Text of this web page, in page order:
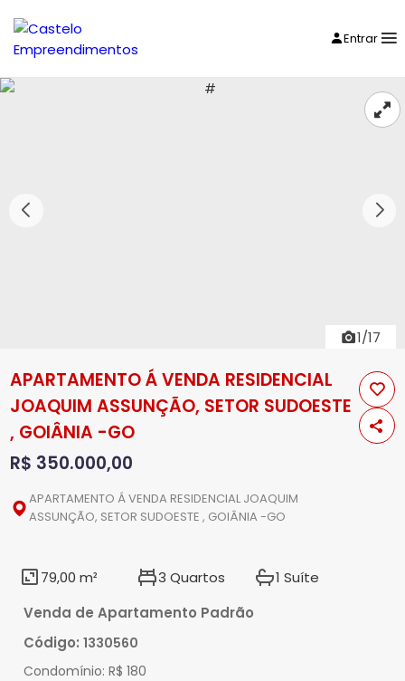
Entrar
1/17
APARTAMENTO Á VENDA RESIDENCIAL
JOAQUIM ASSUNÇÃO, SETOR SUDOESTE
, GOIÂNIA -GO
R$ 350.000,00
APARTAMENTO Á VENDA RESIDENCIAL JOAQUIM
ASSUNÇÃO, SETOR SUDOESTE , GOIÂNIA -GO
79,00 m² 3 Quartos
1 Suíte
Venda de Apartamento Padrão
Código: 1330560
Condomínio: R$ 180